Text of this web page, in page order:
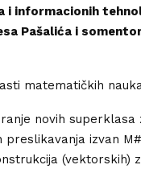
i informacionih
Pašalića i
matematičkih
novih superklasa
izvan
(vektorskih)